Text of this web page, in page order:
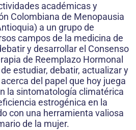
académicas y
Colombiana de Menopausia
a un grupo de
campos de la medicina de
y desarrollar el Consenso
de Reemplazo Hormonal
estudiar, debatir, actualizar y
del papel que hoy juega
la sintomatología climatérica
estrogénica en la
con una herramienta valiosa
de la mujer.